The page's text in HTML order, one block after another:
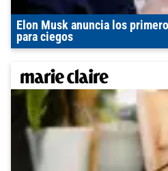
Elon Musk anuncia los
para ciegos